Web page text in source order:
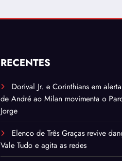
RECENTES
Dorival Jr. e Corinthians em
de André ao Milan movimenta o
Jorge
Elenco de Três Graças revive
Vale Tudo e agita as redes